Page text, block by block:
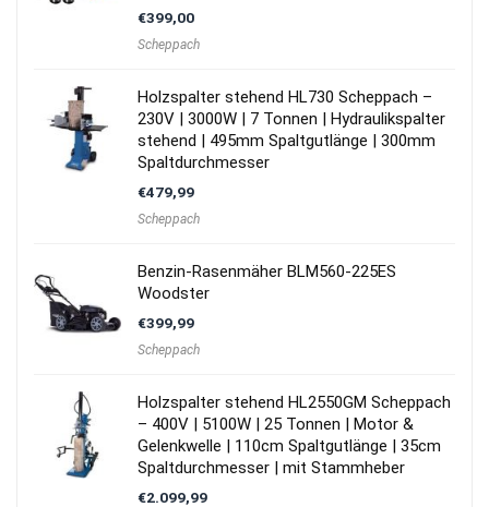
€399,00
Scheppach
Holzspalter stehend HL730 Scheppach –
230V | 3000W | 7 Tonnen | Hydraulikspalter
stehend | 495mm Spaltgutlänge | 300mm
Spaltdurchmesser
€479,99
Scheppach
Benzin-Rasenmäher BLM560-225ES
Woodster
€399,99
Scheppach
Holzspalter stehend HL2550GM Scheppach
– 400V | 5100W | 25 Tonnen | Motor &
Gelenkwelle | 110cm Spaltgutlänge | 35cm
Spaltdurchmesser | mit Stammheber
€2.099,99